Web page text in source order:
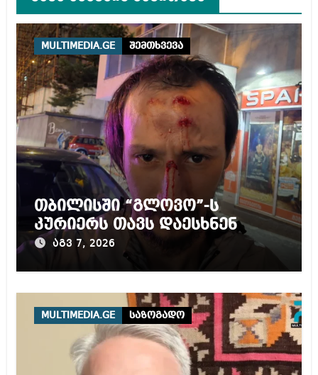
MULTIMEDIA.GE შემთხვევა
თბილისში “გლოვო”-ს
კურიერს თავს დაესხნენ
აგვ 7, 2026
MULTIMEDIA.GE საზოგადო